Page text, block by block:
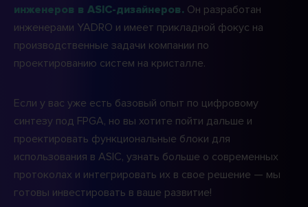
инженеров в ASIC-дизайнеров. Он разработан
инженерами YADRO и имеет прикладной фокус на
производственные задачи компании по
проектированию систем на кристалле.
Если у вас уже есть базовый опыт по цифровому
синтезу под FPGA, но вы хотите пойти дальше и
проектировать функциональные блоки для
использования в ASIC, узнать больше о современных
протоколах и интегрировать их в свое решение — мы
готовы инвестировать в ваше развитие!